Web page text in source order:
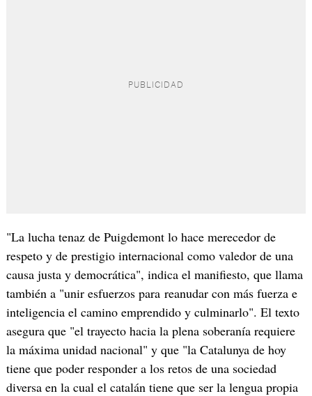
"La lucha tenaz de Puigdemont lo hace merecedor de
respeto y de prestigio internacional como valedor de una
causa justa y democrática", indica el manifiesto, que llama
también a "unir esfuerzos para reanudar con más fuerza e
inteligencia el camino emprendido y culminarlo". El texto
asegura que "el trayecto hacia la plena soberanía requiere
la máxima unidad nacional" y que "la Catalunya de hoy
tiene que poder responder a los retos de una sociedad
diversa en la cual el catalán tiene que ser la lengua propia